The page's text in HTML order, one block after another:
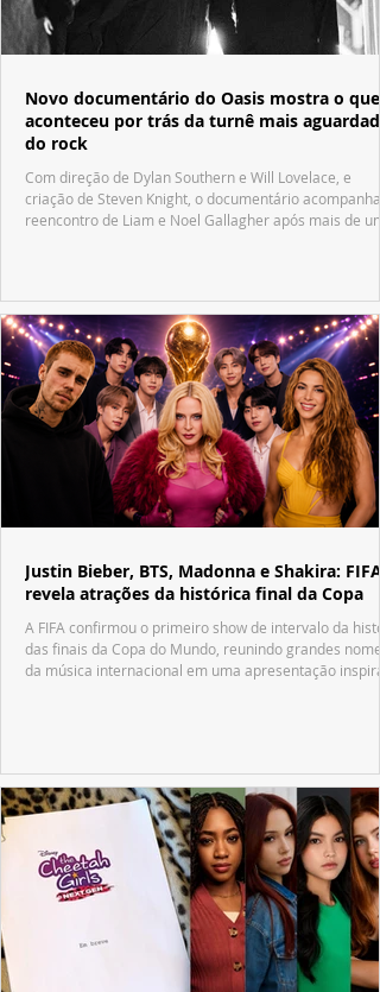
Novo documentário do Oasis mostra o que
aconteceu por trás da turnê mais aguardada
do rock
Com direção de Dylan Southern e Will Lovelace, e
criação de Steven Knight, o documentário acompanha
reencontro de Liam e Noel Gallagher após mais de
Justin Bieber, BTS, Madonna e Shakira: FIFA
revela atrações da histórica final da Copa
A FIFA confirmou o primeiro show de intervalo da
das finais da Copa do Mundo, reunindo grandes nomes
da música internacional em uma apresentação